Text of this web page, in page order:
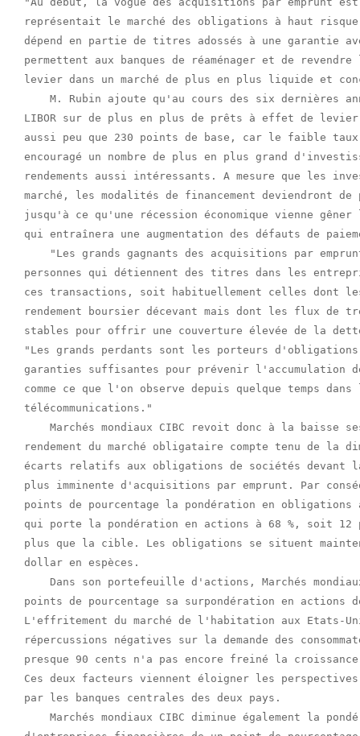
représentait le marché des obligations à haut
dépend en partie de titres adossés à une garantie
permettent aux banques de réaménager et de
levier dans un marché de plus en plus liquide et
M. Rubin ajoute qu'au cours des six dernières
LIBOR sur de plus en plus de prêts à effet de
aussi peu que 230 points de base, car le faible taux
encouragé un nombre de plus en plus grand
rendements aussi intéressants. A mesure que les
marché, les modalités de financement deviendront
jusqu'à ce qu'une récession économique vienne
qui entraînera une augmentation des défauts de
"Les grands gagnants des acquisitions par
personnes qui détiennent des titres dans les
ces transactions, soit habituellement celles dont
rendement boursier décevant mais dont les flux de
stables pour offrir une couverture élevée de la
"Les grands perdants sont les porteurs
garanties suffisantes pour prévenir l'accumulation
comme ce que l'on observe depuis quelque temps
télécommunications."
Marchés mondiaux CIBC revoit donc à la baisse
rendement du marché obligataire compte tenu de la
écarts relatifs aux obligations de sociétés devant
plus imminente d'acquisitions par emprunt. Par
points de pourcentage la pondération en
qui porte la pondération en actions à 68 %, soit 12
plus que la cible. Les obligations se situent
dollar en espèces.
Dans son portefeuille d'actions, Marchés
points de pourcentage sa surpondération en actions
L'effritement du marché de l'habitation aux Etats-
répercussions négatives sur la demande des
presque 90 cents n'a pas encore freiné la croissance
Ces deux facteurs viennent éloigner les
par les banques centrales des deux pays.
Marchés mondiaux CIBC diminue également la